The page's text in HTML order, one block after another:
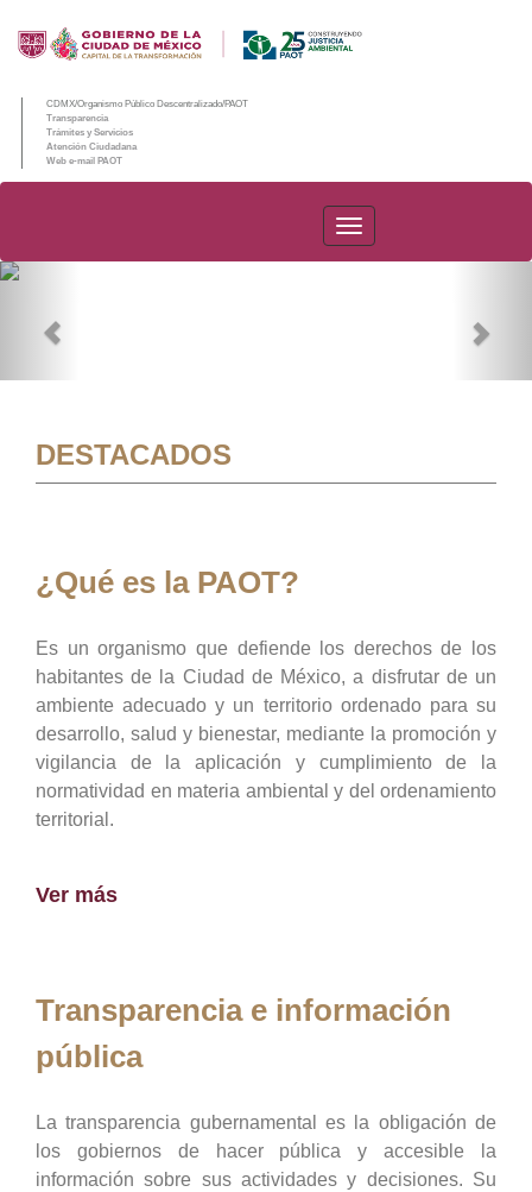
CDMX/Organismo Público Descentralizado/PAOT
Transparencia
Trámites y Servicios
Atención Ciudadana
Web e-mail PAOT
PAOT
DESTACADOS
¿Qué es la PAOT?
Es un organismo que defiende los derechos de los
habitantes de la Ciudad de México, a disfrutar de un
ambiente adecuado y un territorio ordenado para su
desarrollo, salud y bienestar, mediante la promoción y
vigilancia de la aplicación y cumplimiento de la
normatividad en materia ambiental y del ordenamiento
territorial.
Ver más
Transparencia e información
pública
La transparencia gubernamental es la obligación de
los gobiernos de hacer pública y accesible la
información sobre sus actividades y decisiones. Su